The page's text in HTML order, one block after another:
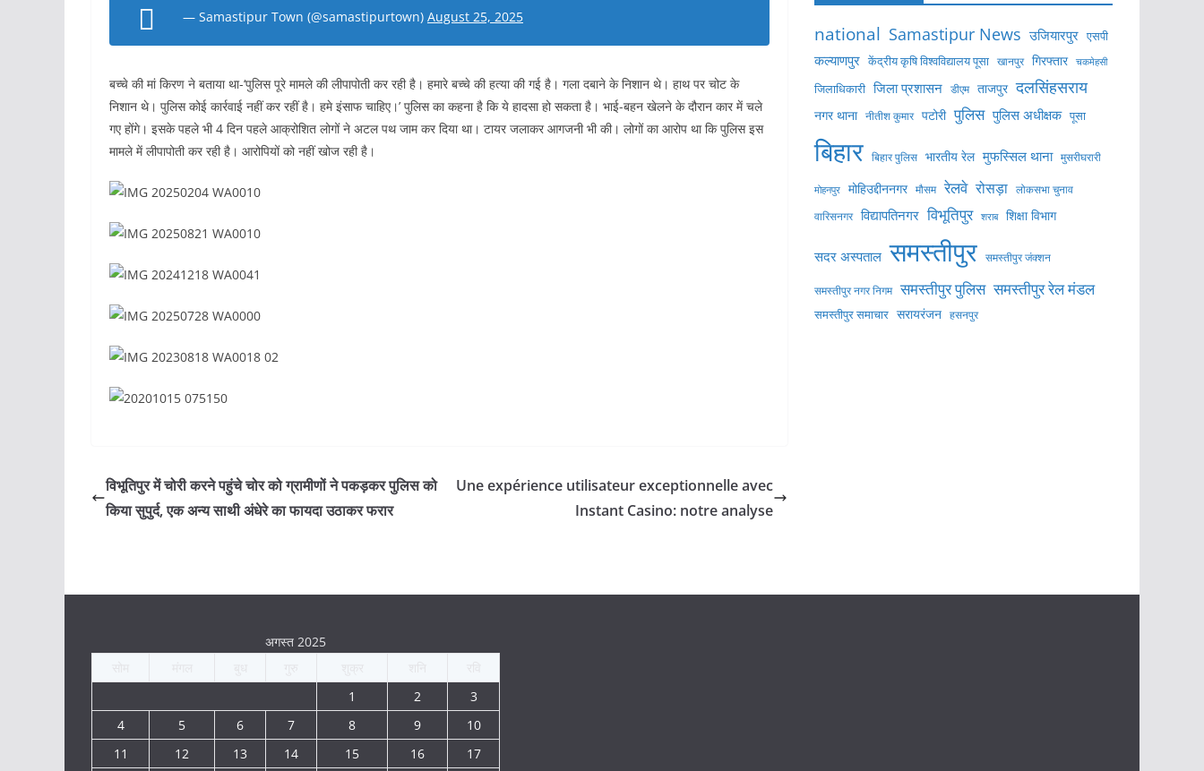
— Samastipur Town (@samastipurtown) August 25, 2025
बच्चे की मां किरण ने बताया था-‘पुलिस पूरे मामले की लीपापोती कर रही है। हमारे बच्चे की हत्या की गई है। गला दबाने के निशान थे। हाथ पर चोट के
निशान थे। पुलिस कोई कार्रवाई नहीं कर रहीं है। हमे इंसाफ चाहिए।’ पुलिस का कहना है कि ये हादसा हो सकता है। भाई-बहन खेलने के दौरान कार में चले
गए होंगे। इसके पहले भी 4 दिन पहले आक्रोशित लोगों ने अटल पथ जाम कर दिया था। टायर जलाकर आगजनी भी की। लोगों का आरोप था कि पुलिस इस
मामले में लीपापोती कर रही है। आरोपियों को नहीं खोज रही है।
विभूतिपुर में चोरी करने पहुंचे चोर को ग्रामीणों ने पकड़कर पुलिस को
किया सुपुर्द, एक अन्य साथी अंधेरे का फायदा उठाकर फरार
Une expérience utilisateur exceptionnelle avec
Instant Casino: notre analyse
national Samastipur News उजियारपुर एसपी
कल्याणपुर केंद्रीय कृषि विश्वविद्यालय पूसा खानपुर गिरफ्तार चकमेहसी
जिलाधिकारी जिला प्रशासन डीएम ताजपुर दलसिंहसराय
नगर थाना नीतीश कुमार पटोरी पुलिस पुलिस अधीक्षक पूसा
बिहार बिहार पुलिस भारतीय रेल मुफस्सिल थाना मुसरीघरारी
मोहनपुर मोहिउद्दीननगर मौसम रेलवे रोसड़ा लोकसभा चुनाव
वारिसनगर विद्यापतिनगर विभूतिपुर शराब शिक्षा विभाग
सदर अस्पताल समस्तीपुर समस्तीपुर जंक्शन
समस्तीपुर नगर निगम समस्तीपुर पुलिस समस्तीपुर रेल मंडल
समस्तीपुर समाचार सरायरंजन हसनपुर
अगस्त 2025
1
2
3
4
5 6 7 8 9
10
11
12 13 14 15 16 17